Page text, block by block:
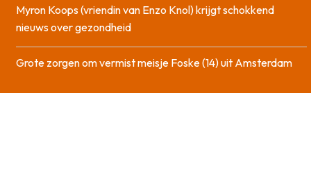
Myron Koops (vriendin van Enzo Knol) krijgt schokkend
nieuws over gezondheid
Grote zorgen om vermist meisje Foske (14) uit Amsterdam